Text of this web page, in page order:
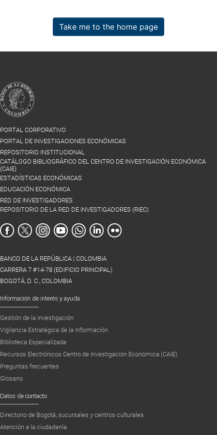
Take me to the home page
PORTAL CORPORATIVO
PORTAL DE INVESTIGACIONES ECONÓMICAS
REPOSITORIO INSTITUCIONAL
CATÁLOGO BIBLIOGRÁFICO DEL CENTRO DE INVESTIGACIÓN ECONÓMICA
(CAIE)
ESTADÍSTICAS ECONÓMICAS
EDUCACIÓN ECONÓMICA
RED DE INVESTIGADORES
REPOSITORIO DE LA RED DE INVESTIGADORES (RIEC)
BANCO DE LA REPÚBLICA | COLOMBIA
CARRERA 7 #14-78 (EDIFICIO PRINCIPAL)
BOGOTÁ, D. C., COLOMBIA
Información de interés y ayuda
Gestión de la Investigación
Vigilancia Estratégica de la Información
Biblioteca Especializada
Recursos Electrónicos Centro de Investigación Económica (CAIE)
Preguntas frecuentes
Glosario
Datos de contacto
Directorio de Bogotá, sucursales y centros culturales
Atención a la ciudadanía